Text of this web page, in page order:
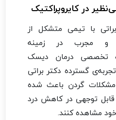
در کایروپراکتیک
با تیمی متشکل از
و مجرب در زمینه
تخصصی درمان دیسک
گسترده دکتر براتی
گردن باعث شده
قابل توجهی در کاهش درد
مشاهده کنند.